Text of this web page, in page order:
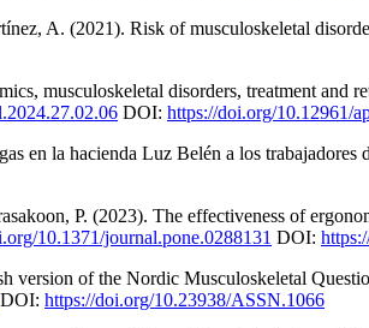
A. (2021). Risk of musculoskeletal
musculoskeletal disorders, treatment and
DOI: https://doi.org/10.12961/
la hacienda Luz Belén a los trabajadores
P. (2023). The effectiveness of
10.1371/journal.pone.0288131 DOI:
of the Nordic Musculoskeletal
DOI: https://doi.org/10.23938/ASSN.1066